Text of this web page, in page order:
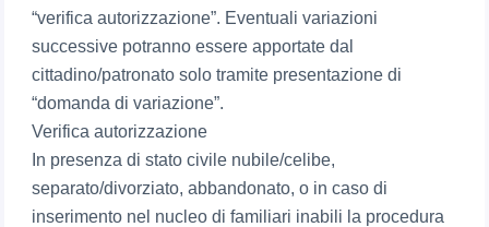
“verifica autorizzazione”. Eventuali variazioni
successive potranno essere apportate dal
cittadino/patronato solo tramite presentazione di
“domanda di variazione”.
Verifica autorizzazione
In presenza di stato civile nubile/celibe,
separato/divorziato, abbandonato, o in caso di
inserimento nel nucleo di familiari inabili la procedura